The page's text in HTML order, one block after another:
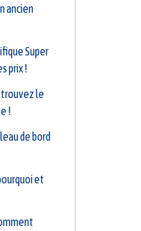
ancien
Super
prix !
trouvez le
!
de bord
et